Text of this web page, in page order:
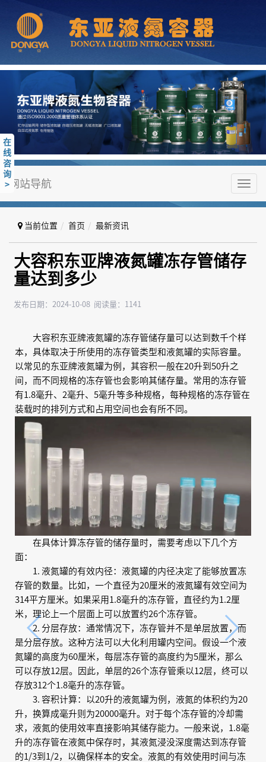
网站导航
当前位置 首页 最新资讯
大容积东亚牌液氮罐冻存管储存
量达到多少
发布日期：2024-10-08 阅读量：1141
大容积东亚牌液氮罐的冻存管储存量可以达到数千个样
本，具体取决于所使用的冻存管类型和液氮罐的实际容量。
以常见的东亚牌液氮罐为例，其容积一般在20升到50升之
间，而不同规格的冻存管也会影响其储存量。常用的冻存管
有1.8毫升、2毫升、5毫升等多种规格，每种规格的冻存管在
装载时的排列方式和占用空间也会有所不同。
在具体计算冻存管的储存量时，需要考虑以下几个方
面：
1. 液氮罐的有效内径：液氮罐的内径决定了能够放置冻
存管的数量。比如，一个直径为20厘米的液氮罐有效空间为
314平方厘米。如果采用1.8毫升的冻存管，直径约为1.2厘
米，理论上一个层面上可以放置约26个冻存管。
2. 分层存放：通常情况下，冻存管并不是单层放置，而
是分层存放。这种方法可以大化利用罐内空间。假设一个液
氮罐的高度为60厘米，每层冻存管的高度约为5厘米，那么
可以存放12层。因此，单层的26个冻存管乘以12层，终可以
存放312个1.8毫升的冻存管。
3. 容积计算：以20升的液氮罐为例，液氮的体积约为20
升，换算成毫升则为20000毫升。对于每个冻存管的冷却需
求，液氮的使用效率直接影响其储存能力。一般来说，1.8毫
升的冻存管在液氮中保存时，其液氮浸没深度需达到冻存管
的1/3到1/2，以确保样本的安全。液氮的有效使用时间与冻
在
线
咨
询
>